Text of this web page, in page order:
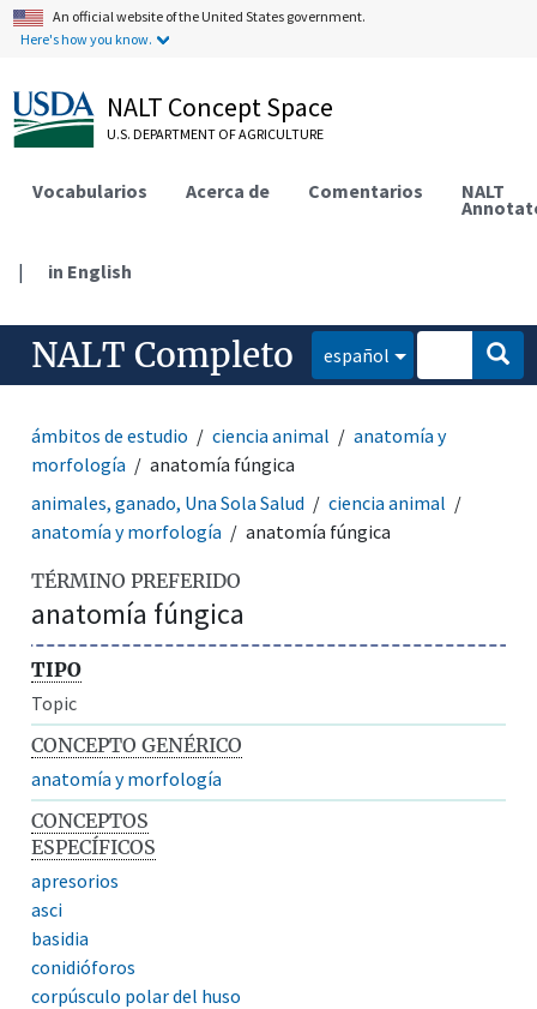
An official website of the United States government.
Here's how you know.
NALT Concept Space
U.S. DEPARTMENT OF AGRICULTURE
Vocabularios Acerca de Comentarios NALT
| in English
NALT Completo español
ámbitos de estudio ciencia animal
anatomía y
morfología
anatomía fúngica
animales, ganado, Una Sola Salud
ciencia animal
anatomía y morfología
anatomía fúngica
TÉRMINO PREFERIDO
anatomía fúngica
TIPO
Topic
CONCEPTO GENÉRICO
anatomía y morfología
CONCEPTOS
ESPECÍFICOS
apresorios
asci
basidia
conidióforos
corpúsculo polar del huso